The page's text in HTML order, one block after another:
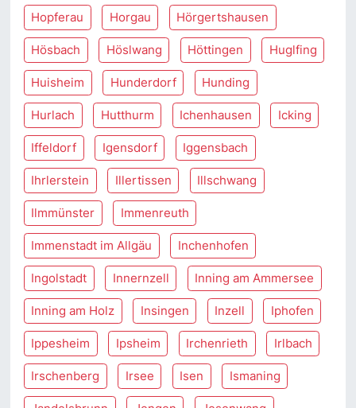
Hopferau Horgau Hörgertshausen
Hösbach Höslwang Höttingen Huglfing
Huisheim Hunderdorf Hunding
Hurlach Hutthurm Ichenhausen Icking
Iffeldorf Igensdorf Iggensbach
Ihrlerstein Illertissen Illschwang
Ilmmünster Immenreuth
Immenstadt im Allgäu Inchenhofen
Ingolstadt Innernzell Inning am Ammersee
Inning am Holz Insingen Inzell Iphofen
Ippesheim Ipsheim Irchenrieth Irlbach
Irschenberg Irsee Isen Ismaning